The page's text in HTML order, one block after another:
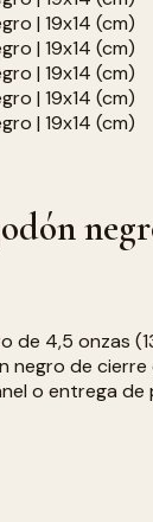
de 4,5 onzas
negro de
o entrega